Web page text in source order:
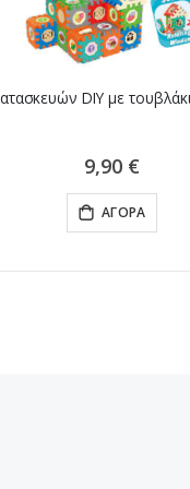
DIY με
9,90 €
ΑΓΟΡΆ